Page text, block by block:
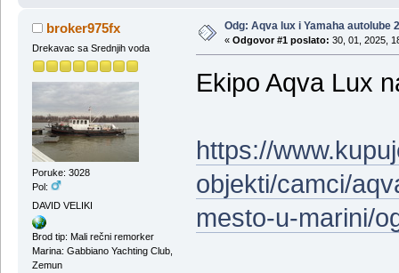
broker975fx
Drekavac sa Srednjih voda
Poruke: 3028
Pol:
DAVID VELIKI
Brod tip: Mali rečni remorker
Marina: Gabbiano Yachting Club,
Zemun
Odg: Aqva lux i Yamaha autolube
« Odgovor #1 poslato: 30, 01, 2025,
Ekipo Aqva Lux
https://
objekti/camci/
mesto-u-marini/